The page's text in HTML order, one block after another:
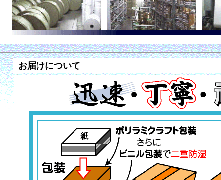
お届けについて